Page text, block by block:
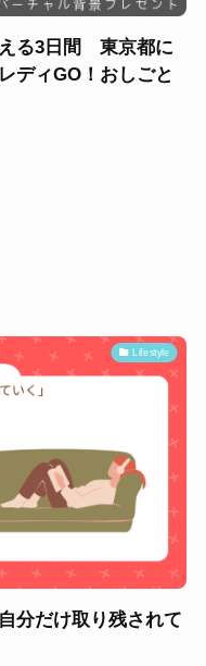
える3日間 東京都に
ディGO！おしごと
Lifestyle
分だけ取り残されて